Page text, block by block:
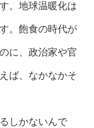
。地球温暖化は
。飽食の時代が
に、政治家や官
ば、なかなかそ
しかないんで